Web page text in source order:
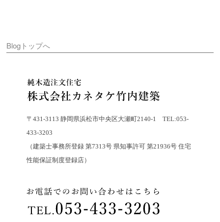
Blogトップへ
〒431-3113 静岡県浜松市中央区大瀬町2140-1 TEL:053-
433-3203
（建築士事務所登録 第7313号 県知事許可 第21936号 住宅
性能保証制度登録店）